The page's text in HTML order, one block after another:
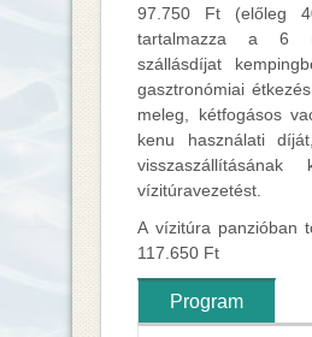
97.750 Ft (előleg
tartalmazza a 6
szállásdíjat
gasztronómiai
meleg, kétfogásos
kenu használati
vízitúravezetést.
A vízitúra panzióban
117.650 Ft
Program